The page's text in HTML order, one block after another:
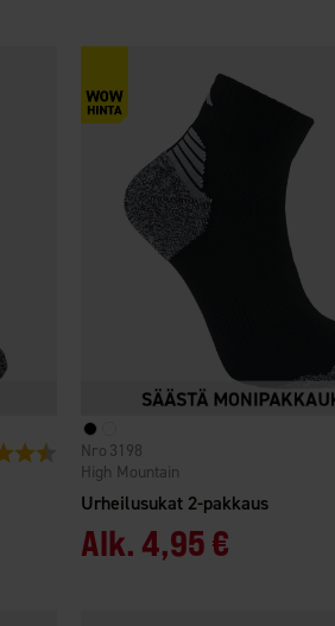
4.2 5:sta tähdestä
Urheilusukat 2-pakkaus
High Mountain
3198
Alk. 4,95 €